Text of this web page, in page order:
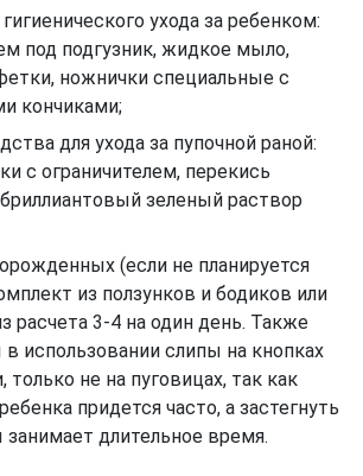
ухода за ребенком:
под подгузник, жидкое мыло,
ножнички специальные с
кончиками;
для ухода за пупочной раной:
с ограничителем, перекись
зеленый раствор
(если не планируется
из ползунков и бодиков или
расчета 3-4 на один день. Также
использовании слипы на кнопках
только не на пуговицах, так как
придется часто, а застегнуть
длительное время.